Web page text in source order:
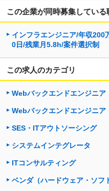
この企業が同時募集している
インフラエンジニア/年収200
0日/残業月5.8h/案件選択制
この求人のカテゴリ
Webバックエンドエンジニア
Webバックエンドエンジニア
SES・ITアウトソーシング
システムインテグレータ
ITコンサルティング
ベンダ（ハードウェア・ソフ